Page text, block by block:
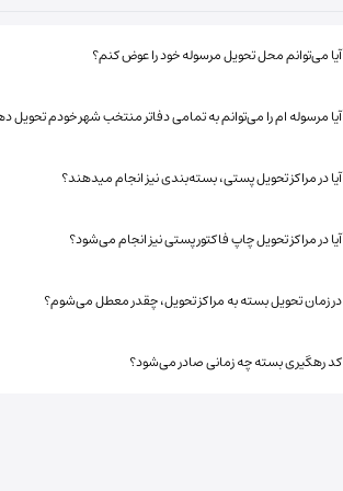
آیا می‌توانم محل تحویل مرسوله خود را عوض کنم؟
آیا مرسوله ام را می‌توانم به تمامی دفاتر منتخب شهر خودم تحویل
آیا در مراکز تحویل پستی، بسته‌بندی نیز انجام میدهند؟
آیا در مراکز تحویل چاپ فاکتور پستی نیز انجام می‌شود؟
در زمان تحویل بسته به مراکز تحویل، چقدر معطل می‌شوم؟
کد رهگیری بسته چه زمانی صادر می‌شود؟